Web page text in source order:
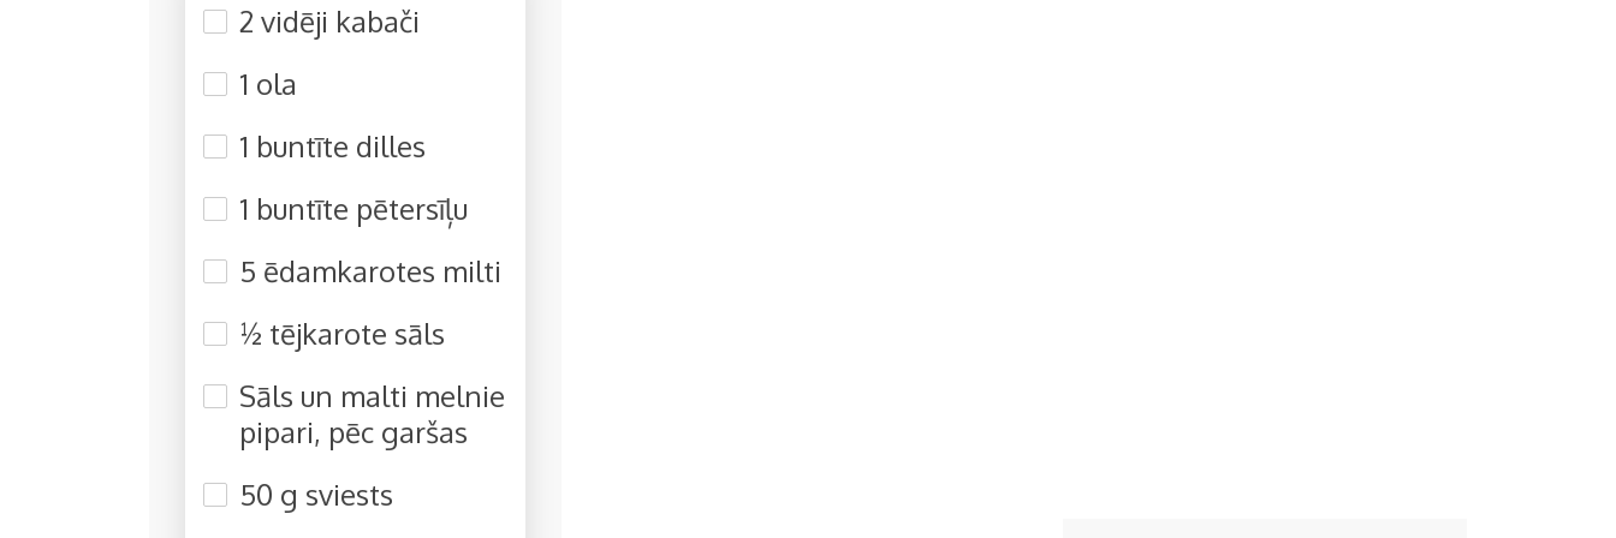
2 vidēji kabači
1 ola
1 buntīte dilles
1 buntīte pētersīļu
5 ēdamkarotes milti
½ tējkarote sāls
Sāls un malti melnie
pipari, pēc garšas
50 g sviests